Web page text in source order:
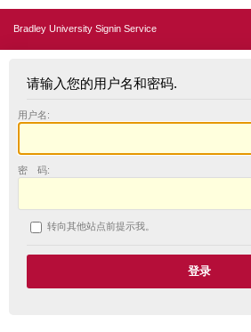
Bradley University Signin Service
请输入您的用户名和密码.
用户名:
密 码:
转向其他站点前提示我。